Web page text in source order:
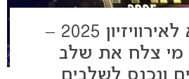
הכוכב הבא לאירוויזיון 2025 –
מי צלח את שלב